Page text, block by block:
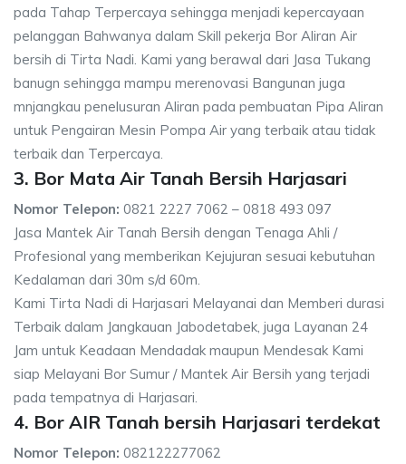
pada Tahap Terpercaya sehingga menjadi kepercayaan
pelanggan Bahwanya dalam Skill pekerja Bor Aliran Air
bersih di Tirta Nadi. Kami yang berawal dari Jasa Tukang
banugn sehingga mampu merenovasi Bangunan juga
mnjangkau penelusuran Aliran pada pembuatan Pipa Aliran
untuk Pengairan Mesin Pompa Air yang terbaik atau tidak
terbaik dan Terpercaya.
3. Bor Mata Air Tanah Bersih Harjasari
Nomor Telepon: 0821 2227 7062 – 0818 493 097
Jasa Mantek Air Tanah Bersih dengan Tenaga Ahli /
Profesional yang memberikan Kejujuran sesuai kebutuhan
Kedalaman dari 30m s/d 60m.
Kami Tirta Nadi di Harjasari Melayanai dan Memberi durasi
Terbaik dalam Jangkauan Jabodetabek, juga Layanan 24
Jam untuk Keadaan Mendadak maupun Mendesak Kami
siap Melayani Bor Sumur / Mantek Air Bersih yang terjadi
pada tempatnya di Harjasari.
4. Bor AIR Tanah bersih Harjasari terdekat
Nomor Telepon: 082122277062